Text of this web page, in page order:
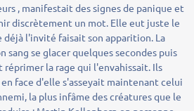
, manifestait des signes de panique et
discrètement un mot. Elle eut juste le
l'invité faisait son apparition. La
se glacer quelques secondes puis
la rage qui l'envahissait. Ils
face d'elle s'asseyait maintenant celui
la plus infâme des créatures que le